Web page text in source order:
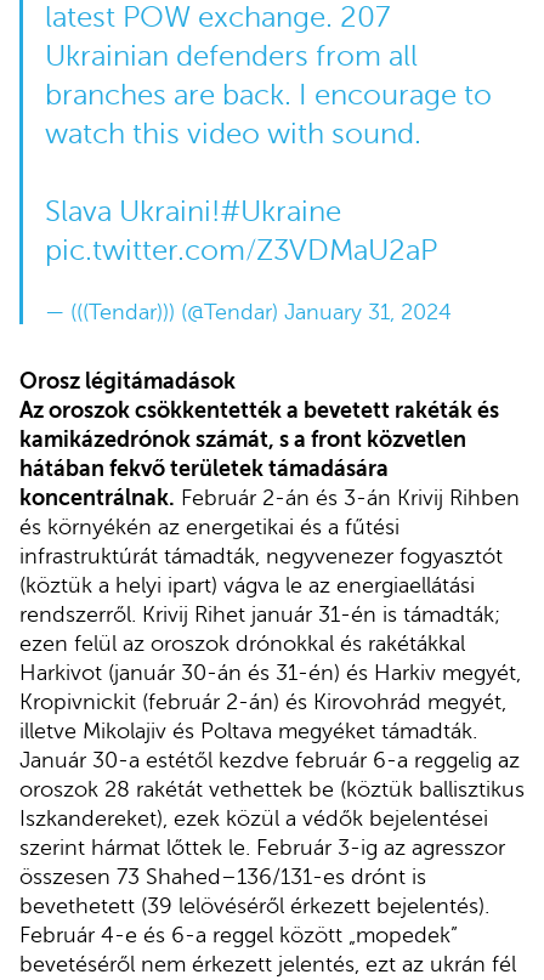
latest POW exchange. 207
Ukrainian defenders from all
branches are back. I encourage to
watch this video with sound.
Slava Ukraini!#Ukraine
pic.twitter.com/Z3VDMaU2aP
— (((Tendar))) (@Tendar) January 31, 2024
Orosz légitámadások
Az oroszok csökkentették a bevetett rakéták és
kamikázedrónok számát, s a front közvetlen
hátában fekvő területek támadására
koncentrálnak. Február 2-án és 3-án Krivij Rihben
és környékén az energetikai és a fűtési
infrastruktúrát támadták, negyvenezer fogyasztót
(köztük a helyi ipart) vágva le az energiaellátási
rendszerről. Krivij Rihet január 31-én is támadták;
ezen felül az oroszok drónokkal és rakétákkal
Harkivot (január 30-án és 31-én) és Harkiv megyét,
Kropivnickit (február 2-án) és Kirovohrád megyét,
illetve Mikolajiv és Poltava megyéket támadták.
Január 30-a estétől kezdve február 6-a reggelig az
oroszok 28 rakétát vethettek be (köztük ballisztikus
Iszkandereket), ezek közül a védők bejelentései
szerint hármat lőttek le. Február 3-ig az agresszor
összesen 73 Shahed–136/131-es drónt is
bevethetett (39 lelövéséről érkezett bejelentés).
Február 4-e és 6-a reggel között „mopedek”
bevetéséről nem érkezett jelentés, ezt az ukrán fél